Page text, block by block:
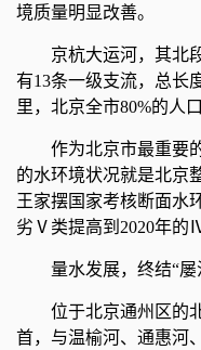
境质量明显改善。
京杭大运河，其北
有13条一级支流，总长
里，北京全市80%的人
作为北京市最重要
的水环境状况就是北京
王家摆国家考核断面水
劣Ⅴ类提高到2020年的Ⅳ
量水发展，终结“
位于北京通州区的
首，与温榆河、通惠河